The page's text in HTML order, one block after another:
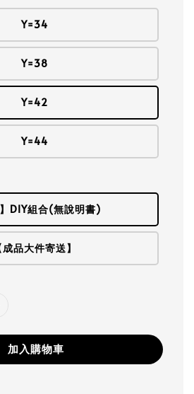
Y=34
Y=38
Y=42
Y=44
】DIY組合(無說明書)
成品大件寄送】
加入購物車